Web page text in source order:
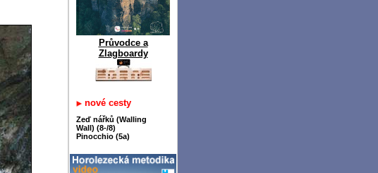
Průvodce a
Zlagboardy
nové cesty
Zeď nářků (Walling
Wall) (8-/8)
Pinocchio (5a)